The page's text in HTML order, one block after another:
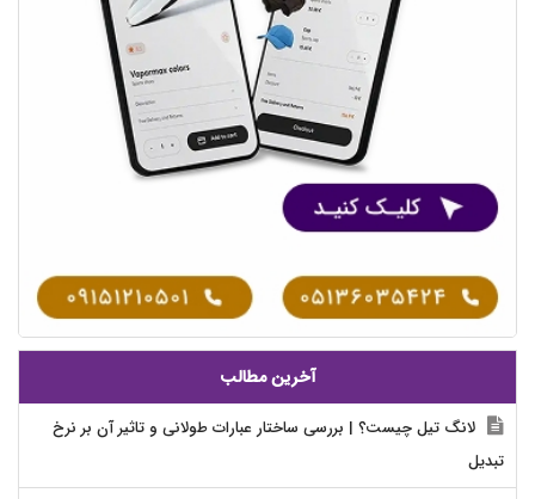
آخرین مطالب
لانگ تیل چیست؟ | بررسی ساختار عبارات طولانی و تاثیر آن بر نرخ
تبدیل